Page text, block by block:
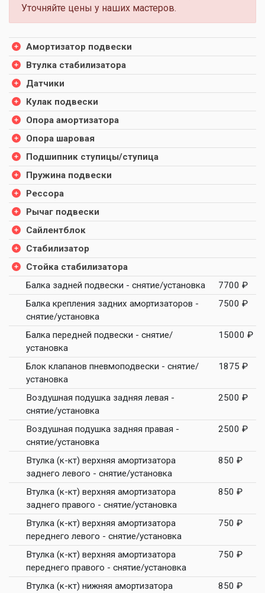
Уточняйте цены у наших мастеров.
Амортизатор подвески
Втулка стабилизатора
Датчики
Кулак подвески
Опора амортизатора
Опора шаровая
Подшипник ступицы/ступица
Пружина подвески
Рессора
Рычаг подвески
Сайлентблок
Стабилизатор
Стойка стабилизатора
Балка задней подвески - снятие/установка
7700 ₽
Балка крепления задних амортизаторов -
снятие/установка
7500 ₽
Балка передней подвески - снятие/
установка
15000 ₽
Блок клапанов пневмоподвески - снятие/
установка
1875 ₽
Воздушная подушка задняя левая -
снятие/установка
2500 ₽
Воздушная подушка задняя правая -
снятие/установка
2500 ₽
Втулка (к-кт) верхняя амортизатора
заднего левого - снятие/установка
850 ₽
Втулка (к-кт) верхняя амортизатора
заднего правого - снятие/установка
850 ₽
Втулка (к-кт) верхняя амортизатора
переднего левого - снятие/установка
750 ₽
Втулка (к-кт) верхняя амортизатора
переднего правого - снятие/установка
750 ₽
Втулка (к-кт) нижняя амортизатора
850 ₽